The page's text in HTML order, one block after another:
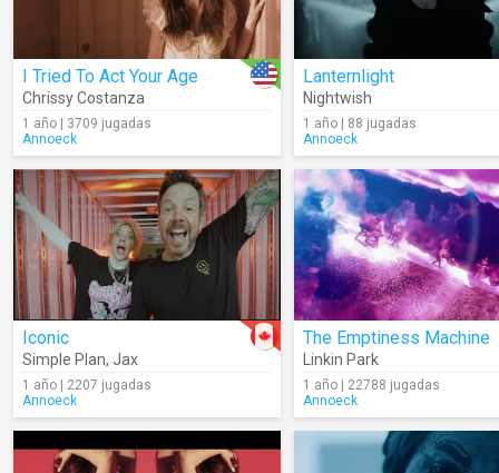
I Tried To Act Your Age
Chrissy Costanza
1 año | 3709 jugadas
Annoeck
Lanternlight
Nightwish
1 año | 88 jugadas
Annoeck
Iconic
Simple Plan, Jax
1 año | 2207 jugadas
Annoeck
The Emptiness Machine
Linkin Park
1 año | 22788 jugadas
Annoeck